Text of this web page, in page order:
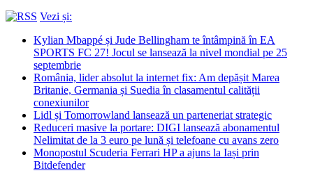
Vezi și:
Kylian Mbappé și Jude Bellingham te întâmpină în EA
SPORTS FC 27! Jocul se lansează la nivel mondial pe 25
septembrie
România, lider absolut la internet fix: Am depășit Marea
Britanie, Germania și Suedia în clasamentul calității
conexiunilor
Lidl și Tomorrowland lansează un parteneriat strategic
Reduceri masive la portare: DIGI lansează abonamentul
Nelimitat de la 3 euro pe lună și telefoane cu avans zero
Monopostul Scuderia Ferrari HP a ajuns la Iași prin
Bitdefender